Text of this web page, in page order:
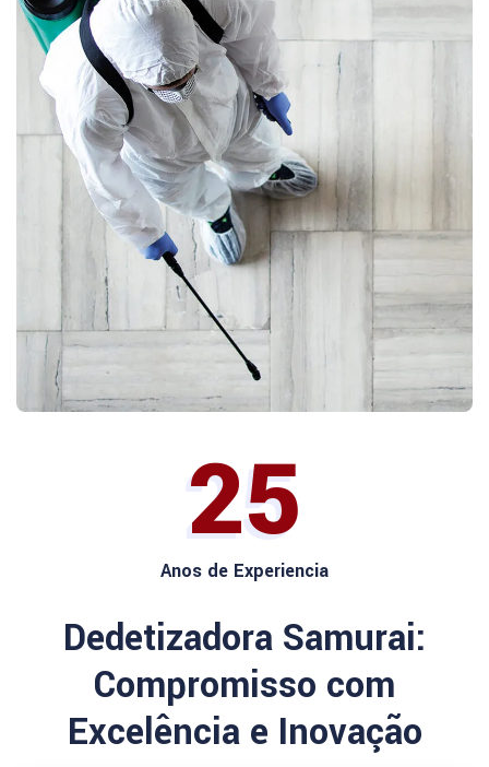
25
Anos de Experiencia
Dedetizadora Samurai:
Compromisso com
Excelência e Inovação